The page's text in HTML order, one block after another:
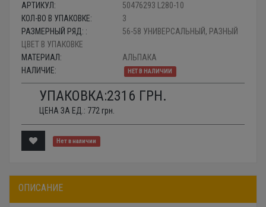
АРТИКУЛ:
50476293 L280-10
КОЛ-ВО В УПАКОВКЕ:
3
РАЗМЕРНЫЙ РЯД: :
56-58 УНИВЕРСАЛЬНЫЙ, РАЗНЫЙ
ЦВЕТ В УПАКОВКЕ
МАТЕРИАЛ:
АЛЬПАКА
НАЛИЧИЕ:
НЕТ В НАЛИЧИИ
УПАКОВКА:2316 ГРН.
ЦЕНА ЗА ЕД.: 772 грн.
Нет в наличии
ОПИСАНИЕ